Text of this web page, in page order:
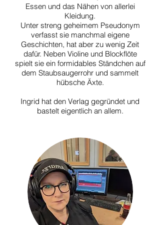
Essen und das Nähen von allerlei
Kleidung.
Unter streng geheimem Pseudonym
verfasst sie manchmal eigene
Geschichten, hat aber zu wenig Zeit
dafür. Neben Violine und Blockflöte
spielt sie ein formidables Ständchen auf
dem Staubsaugerrohr und sammelt
hübsche Äxte.
Ingrid hat den Verlag gegründet und
bastelt eigentlich an allem.